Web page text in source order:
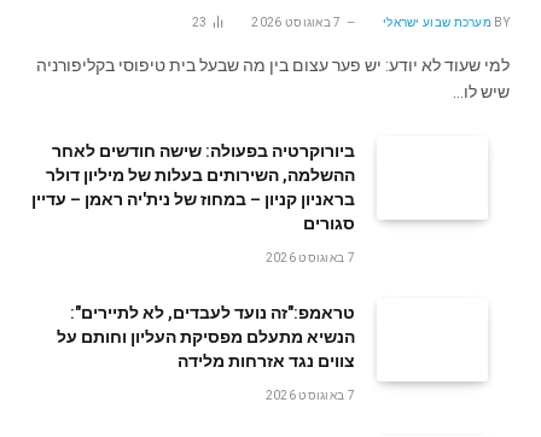
BY מערכת שבוע ישראלי 7 באוגוסט 2026 23
למי שעוד לא יודע: יש פער עצום בין מה שבעל בית טיפוסי בקליפורניה
שיש לו…
ביורוקרטיה בפעולה: שישה חודשים לאחר
ההשלמה, השירותים בעלות של מיליון דולר
בראניון קניון – במחוז של נית'יה ראמן – עדיין
סגורים
7 באוגוסט 2026
טראמפ:"זה נועד לעבדים, לא לתיירים":
הנשיא מתעלם מפסיקת העליון וחותם על
צווים נגד אזרחות מלידה
7 באוגוסט 2026